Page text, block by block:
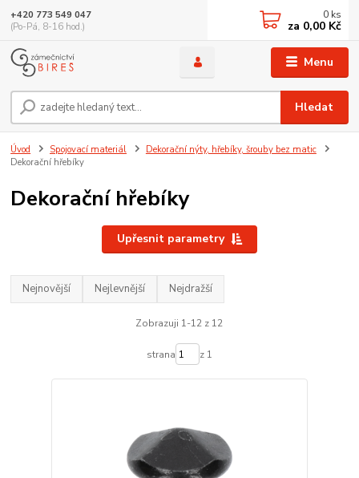
Menu
Hledat
+420 773 549 047
(Po-Pá, 8-16 hod.)
0 ks
za 0,00 Kč
Úvod Spojovací materiál
Dekorační nýty, hřebíky, šrouby bez matic
Dekorační hřebíky
Dekorační hřebíky
Upřesnit parametry
Nejnovější Nejlevnější Nejdražší
Zobrazuji 1-12 z 12
strana z 1